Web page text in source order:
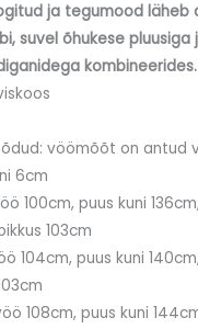
ja tegumood läheb
suvel õhukese
kombineerides.
vöömõõt on antud
6cm
100cm, puus kuni
103cm
104cm, puus kuni
108cm, puus kuni